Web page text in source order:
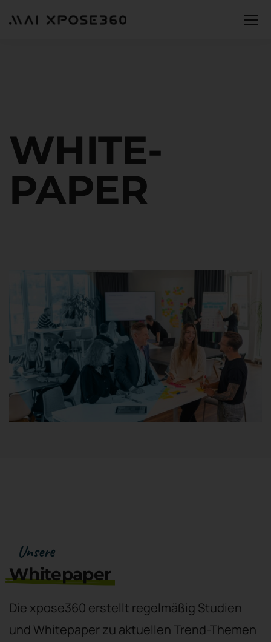
WHITE-
PAPER
Whitepaper
Unsere
Die xpose360 erstellt regelmäßig Studien
und Whitepaper zu aktuellen Trend-Themen